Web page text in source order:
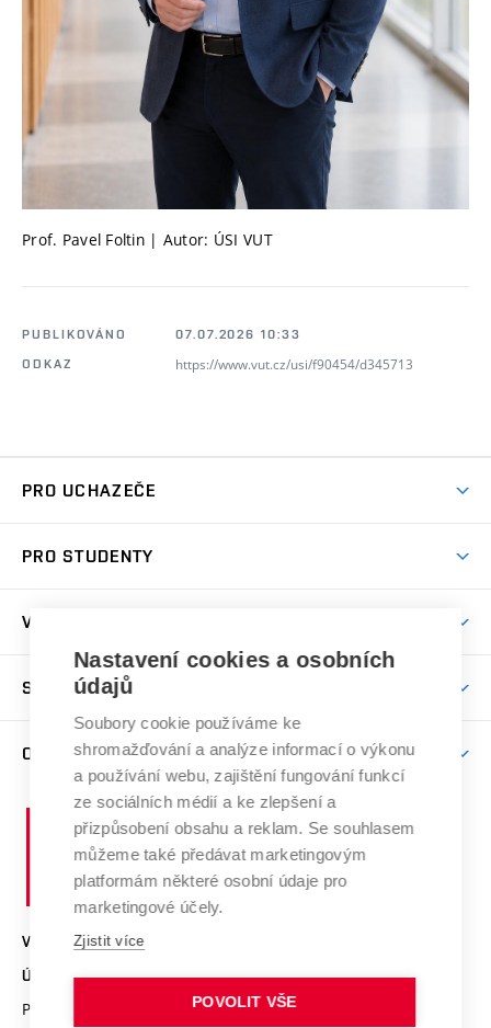
Prof. Pavel Foltin | Autor: ÚSI VUT
PUBLIKOVÁNO
07.07.2026 10:33
ODKAZ
https://www.vut.cz/usi/f90454/d345713
PRO UCHAZEČE
Přijímačky
Den otevřených dveří
Další vzdělávání
Kontakty
Zpracování osobních údajů uchazečů o studium
E-přihláška
PRO STUDENTY
Studijní předpisy
Časový plán studia
Studium
Stipendia
Doktorský příjem
Celouniverzitní doktorská škola
Studium a stáže v zahraničí
Studentské spolky
Pracovní nabídky
VĚDA A VÝZKUM
Věda a výzkum na ÚSI
Úspěchy
Projekty
Publikace a výsledky VaV
Konference
SPOLUPRÁCE S ÚSI
Spolupráce
Služby ústavu
O ÚSTAVU
Profil ústavu
Organizační struktura
Vnitřní předpisy ústavu
Úřední deska VUT
Vysoké
učení
technické
VYSOKÉ UČENÍ TECHNICKÉ V BRNĚ
ÚSTAV SOUDNÍHO INŽENÝRSTVÍ
Purkyňova 464/118
www.vut.cz/usi
Nastavení cookies a osobních
údajů
Soubory cookie používáme ke
shromažďování a analýze informací o výkonu
a používání webu, zajištění fungování funkcí
ze sociálních médií a ke zlepšení a
přizpůsobení obsahu a reklam. Se souhlasem
můžeme také předávat marketingovým
platformám některé osobní údaje pro
marketingové účely.
Zjistit více
POVOLIT VŠE